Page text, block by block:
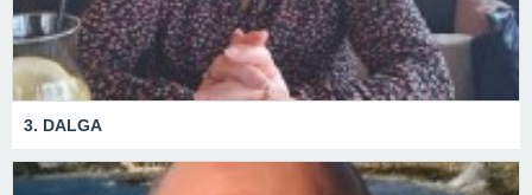
3. DALGA